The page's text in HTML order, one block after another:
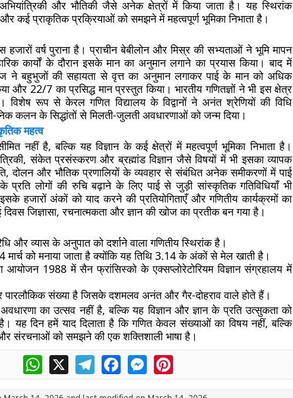
अभियांत्रिकी और भौतिकी जैसे अनेक क्षेत्रों में किया जाता है। यह स्थिरांक
और कई प्राकृतिक प्रक्रियाओं को समझने में महत्वपूर्ण भूमिका निभाता है।
हजारों वर्ष पुराना है। प्राचीन बेबीलोन और मिस्र की सभ्यताओं ने भूमि मापन
कार्यों के दौरान इसके मान का अनुमान लगाने का प्रयास किया। बाद में
ने बहुभुजों की सहायता से वृत्त का अनुमान लगाकर पाई के मान को अधिक
और 22/7 का प्रसिद्ध मान प्रस्तुत किया। भारतीय गणितज्ञों ने भी इस क्षेत्र
विशेष रूप से केरल गणित विद्यालय के विद्वानों ने अनंत श्रेणियों की विधि
कलन के सिद्धांतों से मिलती-जुलती अवधारणाओं को जन्म दिया।
महत्व
नहीं है, बल्कि यह विज्ञान के कई क्षेत्रों में महत्वपूर्ण भूमिका निभाता है।
संकेत प्रसंस्करण और ब्रह्मांड विज्ञान जैसे विषयों में भी इसका व्यापक
दोलन और भौतिक प्रणालियों के व्यवहार से संबंधित अनेक समीकरणों में पाई
प्रति लोगों की रुचि बढ़ाने के लिए पाई से जुड़ी सांस्कृतिक गतिविधियाँ भी
हजारों अंकों को याद करने की प्रतियोगिताएँ और गणितीय कार्यक्रमों का
जिज्ञासा, रचनात्मकता और ज्ञान की खोज का प्रतीक बन गया है।
और व्यास के अनुपात को दर्शाने वाला गणितीय स्थिरांक है।
मार्च को मनाया जाता है क्योंकि यह तिथि 3.14 के अंकों से मेल खाती है।
आयोजन 1988 में सैन फ्रांसिस्को के एक्सप्लोरेटोरियम विज्ञान संग्रहालय में
संख्या है जिसके दशमलव अनंत और गैर-दोहराव वाले होते हैं।
का उत्सव नहीं है, बल्कि यह विज्ञान और ज्ञान के प्रति उत्सुकता को
यह दिन हमें याद दिलाता है कि गणित केवल संख्याओं का विषय नहीं, बल्कि
संरचनाओं को समझने की एक शक्तिशाली भाषा है।
WhatsApp
X TelegramFacebookMessengerPinterest